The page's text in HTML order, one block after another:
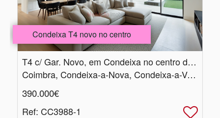
Condeixa T4 novo no centro
T4 c/ Gar.​ Novo, em Condeixa no centro da Vila
Coimbra, Condeixa-a-Nova, Condeixa-a-Velha e Condeixa-a-Nova
390.000€
Ref: CC3988-1